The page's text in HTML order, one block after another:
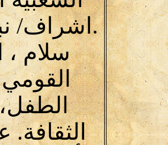
.اشراف/
سلام ،
القومي